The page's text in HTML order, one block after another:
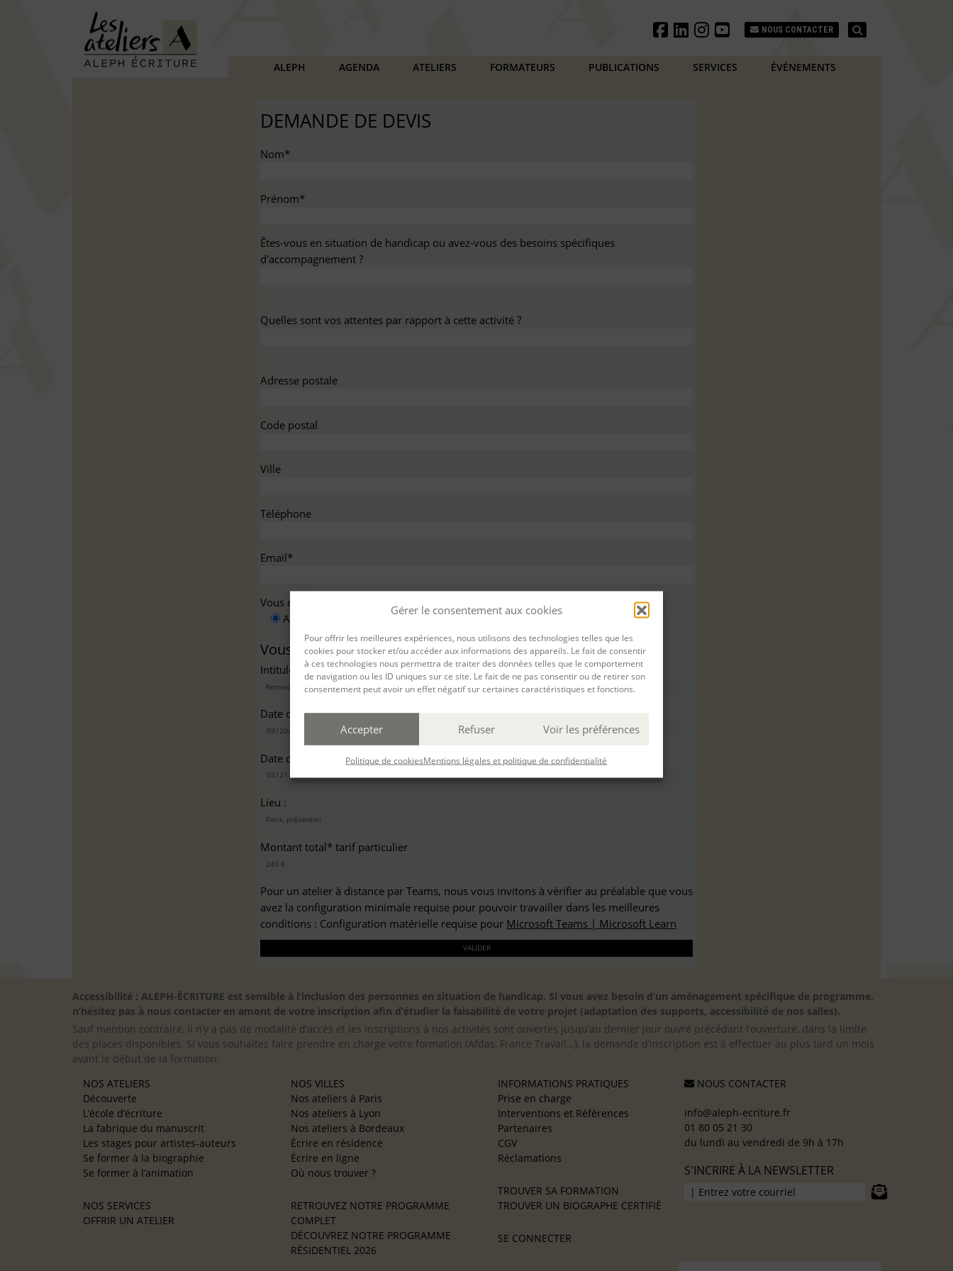
Gérer le consentement aux cookies
Pour offrir les meilleures expériences, nous utilisons des technologies telles que les
cookies pour stocker et/ou accéder aux informations des appareils. Le fait de consentir
à ces technologies nous permettra de traiter des données telles que le comportement
de navigation ou les ID uniques sur ce site. Le fait de ne pas consentir ou de retirer son
consentement peut avoir un effet négatif sur certaines caractéristiques et fonctions.
Accepter Refuser Voir les préférences
Politique de cookiesMentions légales et politique de confidentialité
NOUS CONTACTER
ALEPH AGENDA ATELIERS FORMATEURS PUBLICATIONS SERVICES ÉVÉNEMENTS
DEMANDE DE DEVIS
Nom*
Prénom*
Êtes-vous en situation de handicap ou avez-vous des besoins spécifiques
d'accompagnement ?
Quelles sont vos attentes par rapport à cette activité ?
Adresse postale
Code postal
Ville
Téléphone
Email*
Vous demandez ce devis :
A titre personnel
Pour bénéficier d’un financement
Vous souhaitez vous inscrire à :
Intitulé(s)*
Date de début*
Date de fin*
Lieu :
Montant total* tarif particulier
Pour un atelier à distance par Teams, nous vous invitons à vérifier au préalable que vous
avez la configuration minimale requise pour pouvoir travailler dans les meilleures
conditions : Configuration matérielle requise pour Microsoft Teams | Microsoft Learn
Accessibilité : ALEPH-ÉCRITURE est sensible à l’inclusion des personnes en situation de handicap. Si vous avez besoin d’un aménagement spécifique de programme,
n’hésitez pas à nous contacter en amont de votre inscription afin d’étudier la faisabilité de votre projet (adaptation des supports, accessibilité de nos salles).
Sauf mention contraire, il n’y a pas de modalité d’accès et les inscriptions à nos activités sont ouvertes jusqu’au dernier jour ouvré précédant l’ouverture, dans la limite
des places disponibles. Si vous souhaitez faire prendre en charge votre formation (Afdas, France Travail…), la demande d’inscription est à effectuer au plus tard un mois
avant le début de la formation.
NOS ATELIERS
Découverte
L’école d’écriture
La fabrique du manuscrit
Les stages pour artistes-auteurs
Se former à la biographie
Se former à l’animation
NOS SERVICES
OFFRIR UN ATELIER
NOS VILLES
Nos ateliers à Paris
Nos ateliers à Lyon
Nos ateliers à Bordeaux
Écrire en résidence
Écrire en ligne
Où nous trouver ?
RETROUVEZ NOTRE PROGRAMME
COMPLET
DÉCOUVREZ NOTRE PROGRAMME
RÉSIDENTIEL 2026
INFORMATIONS PRATIQUES
Prise en charge
Interventions et Références
Partenaires
CGV
Réclamations
TROUVER SA FORMATION
TROUVER UN BIOGRAPHE CERTIFIÉ
SE CONNECTER
NOUS CONTACTER
info@aleph-ecriture.fr
01 80 05 21 30
du lundi au vendredi de 9h à 17h
S'INCRIRE À LA NEWSLETTER